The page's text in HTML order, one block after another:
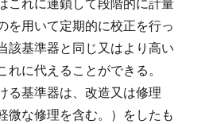
を用いて定期的に校正を行っ
該基準器と同じ又はより高い
に代えることができる。
る基準器は、改造又は修理
微な修理を含む。）をしたも